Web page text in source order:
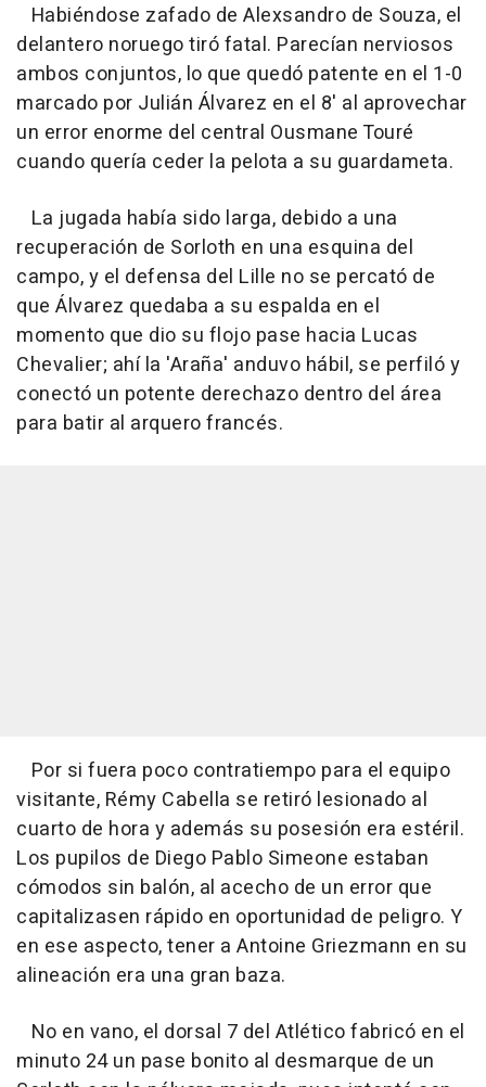
Habiéndose zafado de Alexsandro de Souza, el
delantero noruego tiró fatal. Parecían nerviosos
ambos conjuntos, lo que quedó patente en el 1-0
marcado por Julián Álvarez en el 8' al aprovechar
un error enorme del central Ousmane Touré
cuando quería ceder la pelota a su guardameta.
La jugada había sido larga, debido a una
recuperación de Sorloth en una esquina del
campo, y el defensa del Lille no se percató de
que Álvarez quedaba a su espalda en el
momento que dio su flojo pase hacia Lucas
Chevalier; ahí la 'Araña' anduvo hábil, se perfiló y
conectó un potente derechazo dentro del área
para batir al arquero francés.
Por si fuera poco contratiempo para el equipo
visitante, Rémy Cabella se retiró lesionado al
cuarto de hora y además su posesión era estéril.
Los pupilos de Diego Pablo Simeone estaban
cómodos sin balón, al acecho de un error que
capitalizasen rápido en oportunidad de peligro. Y
en ese aspecto, tener a Antoine Griezmann en su
alineación era una gran baza.
No en vano, el dorsal 7 del Atlético fabricó en el
minuto 24 un pase bonito al desmarque de un